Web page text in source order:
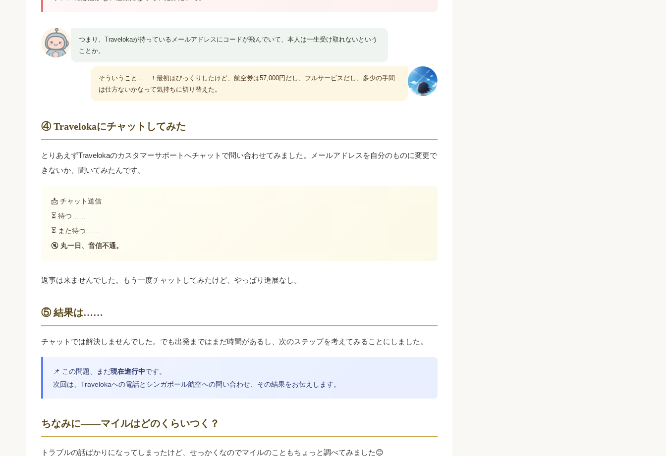
つまり、Travelokaが持っているメールアドレスにコードが飛んでいて、本人は一生受け取れないという
ことか。
そういうこと……！最初はびっくりしたけど、航空券は57,000円だし、フルサービスだし、多少の手間
は仕方ないかなって気持ちに切り替えた。
④ Travelokaにチャットしてみた
とりあえずTravelokaのカスタマーサポートへチャットで問い合わせてみました。メールアドレスを自分のものに変更で
きないか、聞いてみたんです。
📩 チャット送信
⏳ 待つ……
⏳ また待つ……
🔇 丸一日、音信不通。
返事は来ませんでした。もう一度チャットしてみたけど、やっぱり進展なし。
⑤ 結果は……
チャットでは解決しませんでした。でも出発まではまだ時間があるし、次のステップを考えてみることにしました。
📌 この問題、まだ現在進行中です。
次回は、Travelokaへの電話とシンガポール航空への問い合わせ、その結果をお伝えします。
ちなみに——マイルはどのくらいつく？
トラブルの話ばかりになってしまったけど、せっかくなのでマイルのこともちょっと調べてみました😊